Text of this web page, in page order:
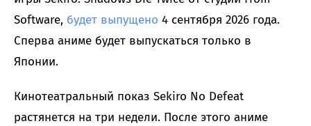
Software, будет выпущено 4 сентября 2026 года.
Сперва аниме будет выпускаться только в
Японии.
Кинотеатральный показ Sekiro No Defeat
растянется на три недели. После этого аниме